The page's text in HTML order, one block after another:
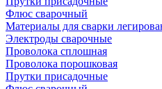
Флюс сварочный
Материалы для сварки
Электроды сварочные
Проволока сплошная
Проволока порошковая
Прутки присадочные